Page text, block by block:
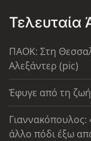
Τελευταία
ΠΑΟΚ: Στη
Αλεξάντερ (pic)
Έφυγε από τη
Γιαννακόπουλος:
άλλο πόδι έξω